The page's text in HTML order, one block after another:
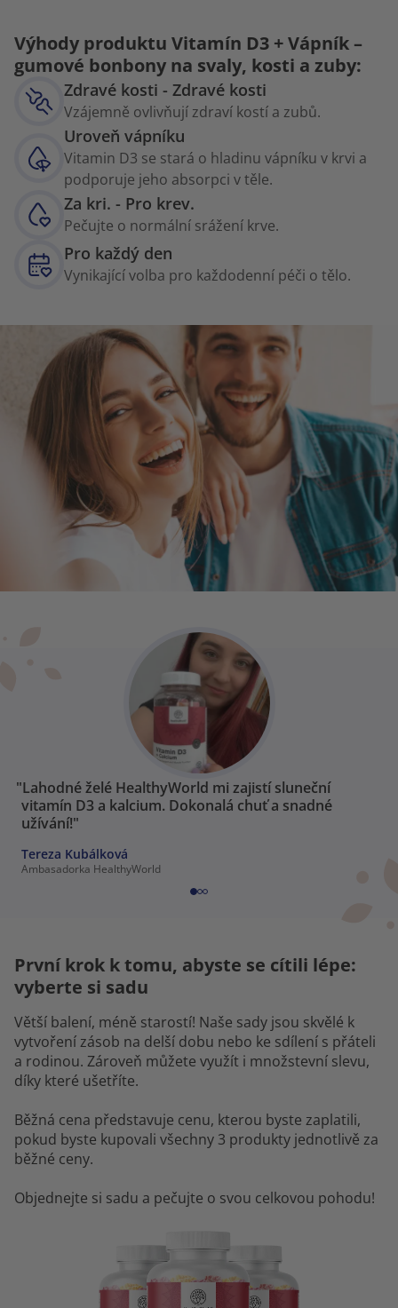
Výhody produktu Vitamín D3 + Vápník –
gumové bonbony na svaly, kosti a zuby:
Zdravé kosti - Zdravé kosti
Vzájemně ovlivňují zdraví kostí a zubů.
Uroveň vápníku
Vitamin D3 se stará o hladinu vápníku v krvi a
podporuje jeho absorpci v těle.
Za kri. - Pro krev.
Pečujte o normální srážení krve.
Pro každý den
Vynikající volba pro každodenní péči o tělo.
"Lahodné želé HealthyWorld mi zajistí sluneční
vitamín D3 a kalcium. Dokonalá chuť a snadné
užívání!"
Tereza Kubálková
Ambasadorka HealthyWorld
První krok k tomu, abyste se cítili lépe:
vyberte si sadu
Větší balení, méně starostí! Naše sady jsou skvělé k
vytvoření zásob na delší dobu nebo ke sdílení s přáteli
a rodinou. Zároveň můžete využít i množstevní slevu,
díky které ušetříte.
Běžná cena představuje cenu, kterou byste zaplatili,
pokud byste kupovali všechny 3 produkty jednotlivě za
běžné ceny.
Objednejte si sadu a pečujte o svou celkovou pohodu!